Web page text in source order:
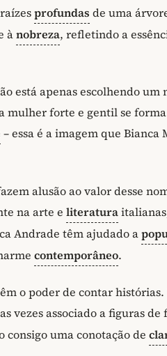
profundas de uma
ànobreza, refletindo a
está apenas escolhendo
mulher forte e gentil se
– essa é a imagem que
alusão ao valor desse
na arte e literatura
Andrade têm ajudado a
contemporâneo.
o poder de contar
vezes associado a figuras de
consigo uma conotação de